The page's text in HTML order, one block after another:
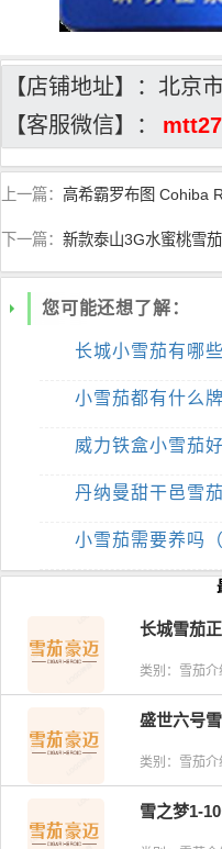
【店铺地址】：北京
【客服微信】：
上一篇： 高希霸罗布图 Cohiba
下一篇： 新款泰山3G水蜜桃雪
您可能还想了解：
长城小雪茄有哪些
小雪茄都有什么
威力铁盒小雪茄
丹纳曼甜干邑雪
小雪茄需要养吗
长城雪茄
类别：雪茄介
盛世六号
类别：雪茄介
雪之梦1-